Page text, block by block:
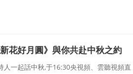
花好月圓》與你共赴中秋之約
一起話中秋,于16:30央視頻、雲聽視頻直